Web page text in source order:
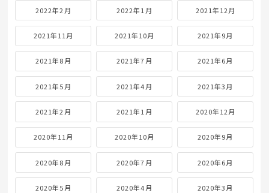
2022年2月 2022年1月 2021年12月
2021年11月 2021年10月 2021年9月
2021年8月 2021年7月 2021年6月
2021年5月 2021年4月 2021年3月
2021年2月 2021年1月 2020年12月
2020年11月 2020年10月 2020年9月
2020年8月 2020年7月 2020年6月
2020年5月 2020年4月 2020年3月